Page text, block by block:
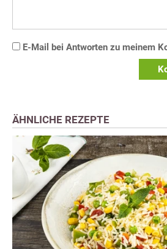
E-Mail bei Antworten zu meinem
ÄHNLICHE REZEPTE